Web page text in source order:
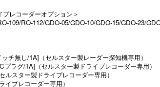
レコーダーオプション＞
109/RO-112/GDO-05/GDO-10/GDO-15/GDO-23/
チ無し/1A]（セルスター製レーダー探知機専用）
ラグ/1A]（セルスター製ドライブレコーダー専用）
スター製ドライブレコーダー専用）
ブレコーダー専用）